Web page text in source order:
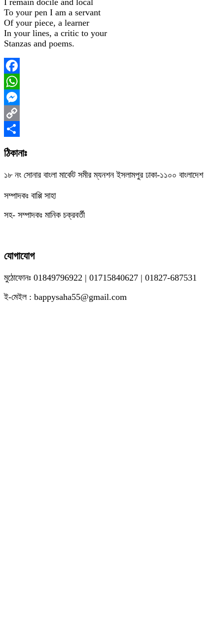
I remain docile and local
To your pen I am a servant
Of your piece, a learner
In your lines, a critic to your
Stanzas and poems.
Facebook
WhatsApp
Messenger
Copy
Link
Share
ঠিকানাঃ
১৮ নং সোনার বাংলা মার্কেট সমীর ম্যনশন ইসলামপুর ঢাকা-১১০০ বাংলাদেশ
সম্পাদকঃ বাপ্পি সাহা
সহ- সম্পাদকঃ মানিক চক্রবর্তী
যোগাযোগ
মুঠোফোনঃ 01849796922 | 01715840627 | 01827-687531
ই-মেইল : bappysaha55@gmail.com